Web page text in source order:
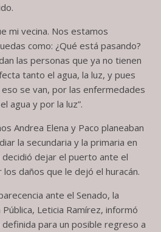
mi vecina. Nos estamos
como: ¿Qué está pasando?
las personas que ya no tienen
tanto el agua, la luz, y pues
se van, por las enfermedades
agua y por la luz”.
Andrea Elena y Paco planeaban
la secundaria y la primaria en
decidió dejar el puerto ante el
daños que le dejó el huracán.
ante el Senado, la
Leticia Ramírez, informó
para un posible regreso a